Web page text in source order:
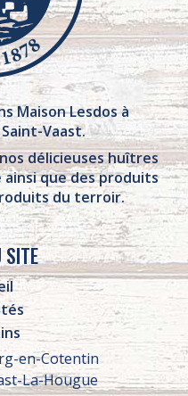
Maison Lesdos à
Vaast.
délicieuses huîtres
ainsi que des produits
du terroir.
SITE
en-Cotentin
La-Hougue